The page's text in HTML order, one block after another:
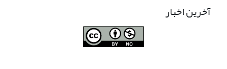
آخرین اخبار